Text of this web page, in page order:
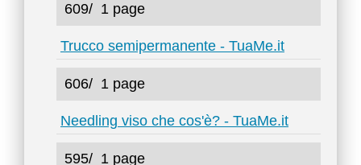
609/ 1 page
Trucco semipermanente - TuaMe.it
606/ 1 page
Needling viso che cos'è? - TuaMe.it
595/ 1 page